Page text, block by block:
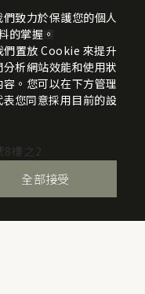
26號7樓
致力於保護您的個人
的掌握。
們置放 Cookie 來提升
析網站效能和使用狀
。您可以在下方管理
您同意採用目前的設
全部接受